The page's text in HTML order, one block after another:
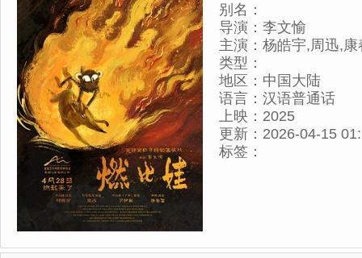
别名：
导演： 李文愉
主演： 杨皓宇,周迅,
类型：
地区： 中国大陆
语言： 汉语普通话
上映： 2025
更新： 2026-04-15
标签：